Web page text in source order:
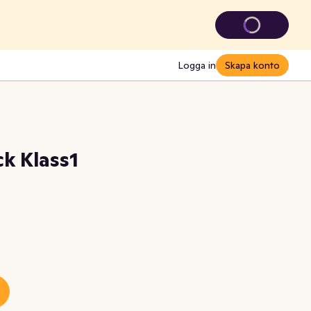
Logga in Skapa konto
Klass1